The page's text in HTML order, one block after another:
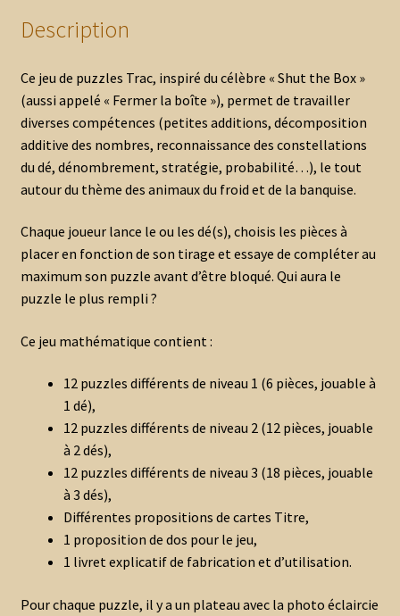
Description
Ce jeu de puzzles Trac, inspiré du célèbre « Shut the Box »
(aussi appelé « Fermer la boîte »), permet de travailler
diverses compétences (petites additions, décomposition
additive des nombres, reconnaissance des constellations
du dé, dénombrement, stratégie, probabilité…), le tout
autour du thème des animaux du froid et de la banquise.
Chaque joueur lance le ou les dé(s), choisis les pièces à
placer en fonction de son tirage et essaye de compléter au
maximum son puzzle avant d’être bloqué. Qui aura le
puzzle le plus rempli ?
Ce jeu mathématique contient :
12 puzzles différents de niveau 1 (6 pièces, jouable à
1 dé),
12 puzzles différents de niveau 2 (12 pièces, jouable
à 2 dés),
12 puzzles différents de niveau 3 (18 pièces, jouable
à 3 dés),
Différentes propositions de cartes Titre,
1 proposition de dos pour le jeu,
1 livret explicatif de fabrication et d’utilisation.
Pour chaque puzzle, il y a un plateau avec la photo éclaircie